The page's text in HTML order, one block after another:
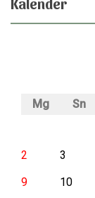
Kalender
Mg Sn
2
3
9
10